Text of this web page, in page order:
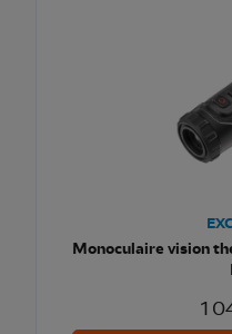
Monoculaire vision
1